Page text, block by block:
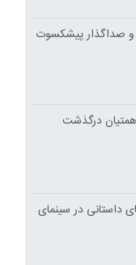
صداگذار پیشکسوت
همتیان درگذشت
داستانی در سینمای